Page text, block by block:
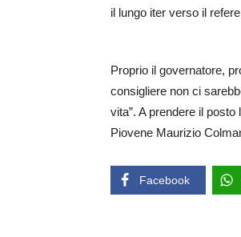
il lungo iter verso il
Proprio il governatore,
consigliere non ci
vita”. A prendere il
Piovene Maurizio
Facebook